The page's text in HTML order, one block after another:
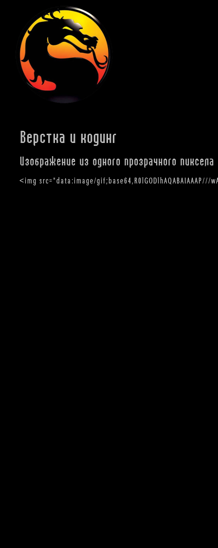
Верстка и кодинг
Изображение из одного прозрачного пиксела
<img src="data:image/gif;base64,R0lGODlhAQABAIAAAP///